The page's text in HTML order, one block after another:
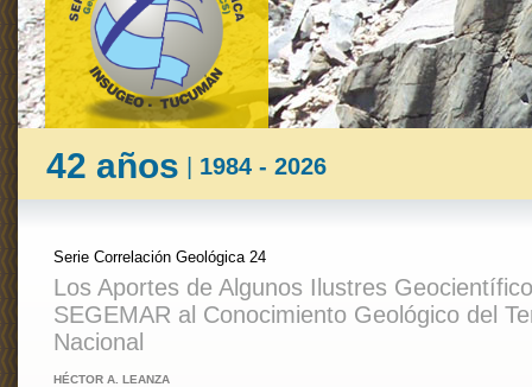
42 años | 1984 - 2026
Serie Correlación Geológica 24
Los Aportes de Algunos Ilustres
SEGEMAR al Conocimiento Geológico del
Nacional
HÉCTOR A. LEANZA